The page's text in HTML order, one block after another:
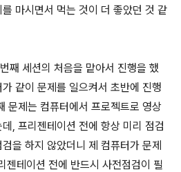
마시면서 먹는 것이 더 좋았던 것 같
째 세션의 처음을 맡아서 진행을 했
같이 문제를 일으켜서 초반에 진행
문제는 컴퓨터에서 프로젝트로 영상
, 프리젠테이션 전에 항상 미리 점검
을 하지 않았더니 제 컴퓨터가 문제
젠테이션 전에 반드시 사전점검이 필